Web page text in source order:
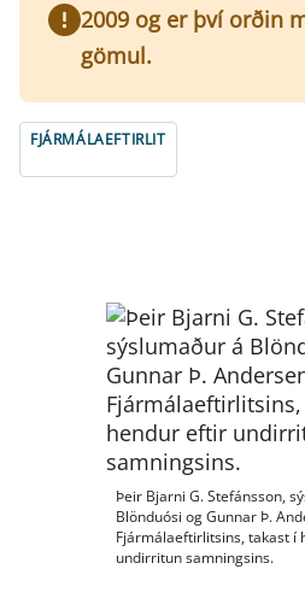
2009 og er því orðin
gömul.
FJÁRMÁLAEFTIRLIT
Þeir Bjarni G. Stefánsson,
Blönduósi og Gunnar Þ.
Fjármálaeftirlitsins, takast í
undirritun samningsins.